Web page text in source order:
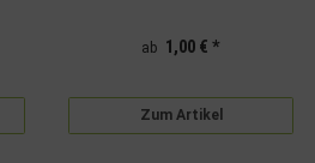
ab 1,00 €*
Zum Artikel